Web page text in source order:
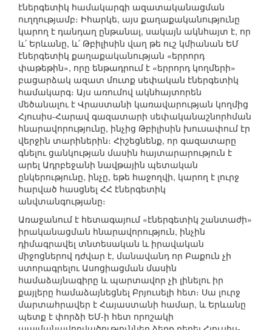
էներգետիկ համակարգի ազատականացման
ուղղությամբ։ Իհարկե, այս քաղաքականությունը
կարող է դանդաղ ընթանալ, սակայն ակնհայտ է, որ
և՛ Երևանը, և՛ Թբիլիսին վաղ թե ուշ կմիանան ԵՄ
էներգետիկ քաղաքականության «երրորդ
փաթեթին», որը ենթադրում է «երրորդ կողմերի»
բացարձակ ազատ մուտք սեփական էներգետիկ
համակարգ։ Այս առումով ակնհայտորեն
մեծանալու է Վրաստանի կառավարության կողմից
Հյուսիս-Հարավ գազատարի սեփականաշնորհման
հնարավորությունը, ինչից Թբիլիսին խուսափում էր
վերջին տարիներին։ Հիշեցնենք, որ գազատարը
գնելու ցանկության մասին հայտարարություն է
արել Ադրբեջանի նավթային պետական
ընկերությունը, ինչը, եթե հաջողվի, կարող է լուրջ
հարված հասցնել ՀՀ էներգետիկ
անվտանգությանը։
Առաջանում է հետագայում «էներգետիկ շանտաժի»
իրականացման հնարավորություն, ինչին
դիմագրավել տնտեսական և իրավական
միջոցներով դժվար է, մանավանդ որ Բաքուն չի
ստորագրելու Ասոցիացման մասին
համաձայնագիրը և պարտավոր չի լինելու իր
քայլերը համաձայնեցնել Բրյուսելի հետ։ Սա լուրջ
մարտահրավեր է Հայաստանի համար, և Երևանը
պետք է փորձի ԵՄ-ի հետ որոշակի